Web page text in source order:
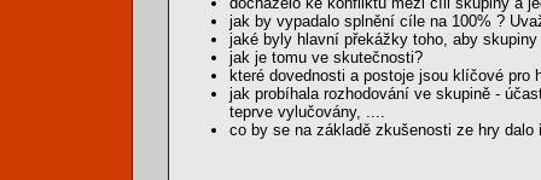
jak by vypadalo splnění cíle na 100% ?
jaké byly hlavní překážky toho, aby
jak je tomu ve skutečnosti?
které dovednosti a postoje jsou klíčové pro
jak probíhala rozhodování ve skupině -
teprve vylučovány, ....
co by se na základě zkušenosti ze hry